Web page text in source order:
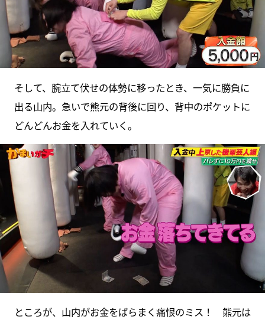
そして、腕立て伏せの体勢に移ったとき、一気に勝負に
出る山内。急いで熊元の背後に回り、背中のポケットに
どんどんお金を入れていく。
ところが、山内がお金をばらまく痛恨のミス！ 熊元は